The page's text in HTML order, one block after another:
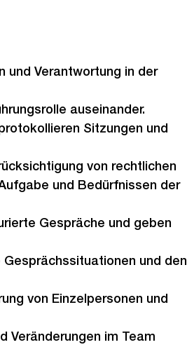
und Verantwortung in der
auseinander.
Sitzungen und
von rechtlichen
und Bedürfnissen der
Gespräche und geben
und den
von Einzelpersonen und
Veränderungen im Team